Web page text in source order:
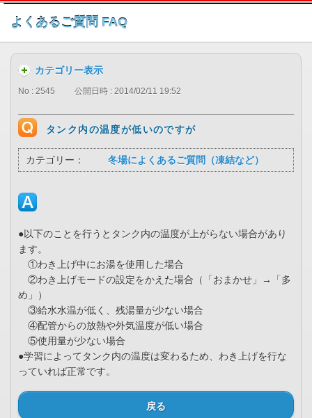
このページの本文へ
よくあるご質問 FAQ
カテゴリー表示
No : 2545 公開日時 : 2014/02/11 19:52
タンク内の温度が低いのですが
カテゴリー： 冬場によくあるご質問（凍結など）
●以下のことを行うとタンク内の温度が上がらない場合があり
ます。
①わき上げ中にお湯を使用した場合
②わき上げモードの設定をかえた場合（「おまかせ」→「多
め」）
③給水水温が低く、残湯量が少ない場合
④配管からの放熱や外気温度が低い場合
⑤使用量が少ない場合
●学習によってタンク内の温度は変わるため、わき上げを行な
っていれば正常です。
戻る